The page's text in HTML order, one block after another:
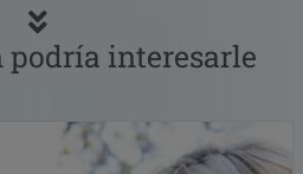
podría interesarle